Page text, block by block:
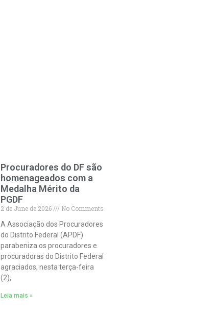
Procuradores do DF são
homenageados com a
Medalha Mérito da
PGDF
2 de June de 2026
No Comments
A Associação dos Procuradores
do Distrito Federal (APDF)
parabeniza os procuradores e
procuradoras do Distrito Federal
agraciados, nesta terça-feira
(2),
Leia mais »